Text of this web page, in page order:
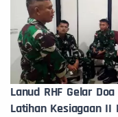
Lanud RHF Gelar
Latihan Kesiagaan II